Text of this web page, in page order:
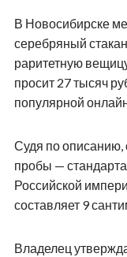
В Новосибирске
серебряный
раритетную
просит 27 тысяч
популярной
Судя по описанию,
пробы —
Российской
составляет 9
Владелец